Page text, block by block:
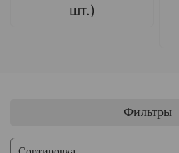
шт.)
Фильтры